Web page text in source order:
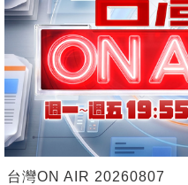
台灣ON AIR 20260807